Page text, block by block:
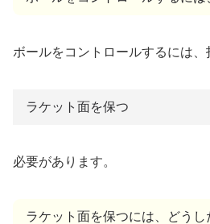
ボールをコントロールするには、
ラケット面を保つ
必要があります。
ラケット面を保つには、どうし